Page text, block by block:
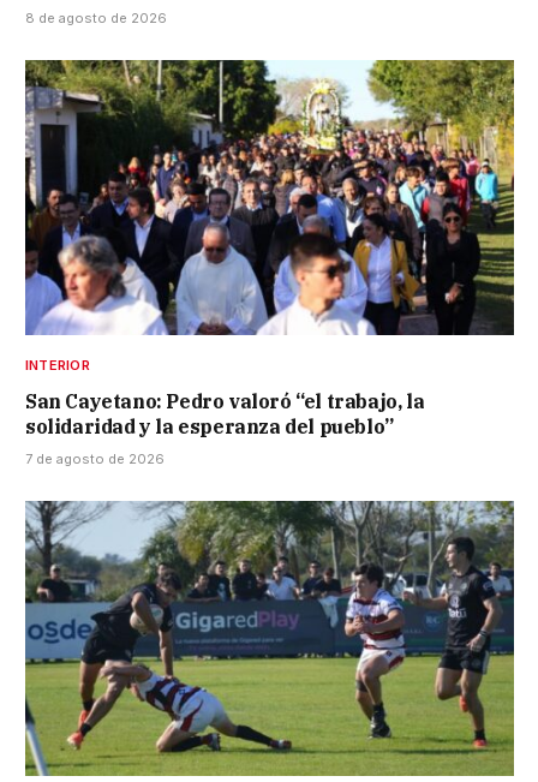
8 de agosto de 2026
INTERIOR
San Cayetano: Pedro valoró “el trabajo, la
solidaridad y la esperanza del pueblo”
7 de agosto de 2026